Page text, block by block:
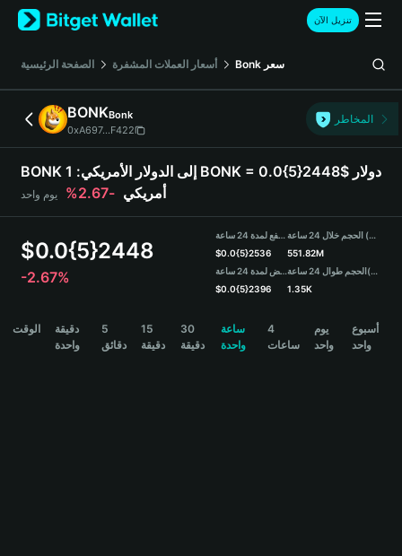
English
日本語
Русский
Español (Latinoamérica)
Türkçe
Deutsch
简体中文
Português (Portugal)
Bahasa Indonesia
বাংলা
تنزيل الآن
الصفحة الرئيسية أسعار العملات المشفرة Bonk سعر
BONKBonk
0xA697...F422
المخاطر
BONK إلى الدولار الأمريكي: 1 BONK = 0.0{5}2448$ دولار
أمريكي -2.67% يوم واحد
$0.0{5}2448
-2.67%
مرتفع لمدة 24 ساعة
$0.0{5}2536
منخفض لمدة 24 ساعة
$0.0{5}2396
الحجم خلال 24 ساعة (BONK)
551.82M
الحجم طوال 24 ساعة(USDT)
1.35K
الوقت
دقيقة
واحدة
5
دقائق
15
دقيقة
30
دقيقة
ساعة
واحدة
4
ساعات
يوم
واحد
أسبوع
واحد